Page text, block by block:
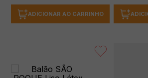
ADICIONAR AO CARRINHO